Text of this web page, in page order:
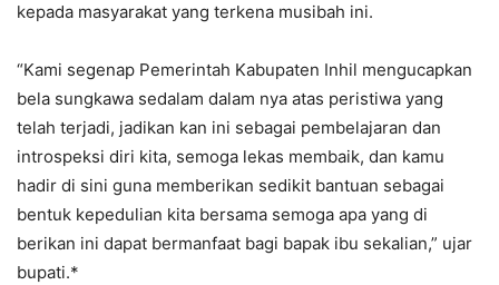
kepada masyarakat yang terkena musibah ini.
“Kami segenap Pemerintah Kabupaten Inhil mengucapkan
bela sungkawa sedalam dalam nya atas peristiwa yang
telah terjadi, jadikan kan ini sebagai pembelajaran dan
introspeksi diri kita, semoga lekas membaik, dan kamu
hadir di sini guna memberikan sedikit bantuan sebagai
bentuk kepedulian kita bersama semoga apa yang di
berikan ini dapat bermanfaat bagi bapak ibu sekalian,” ujar
bupati.*